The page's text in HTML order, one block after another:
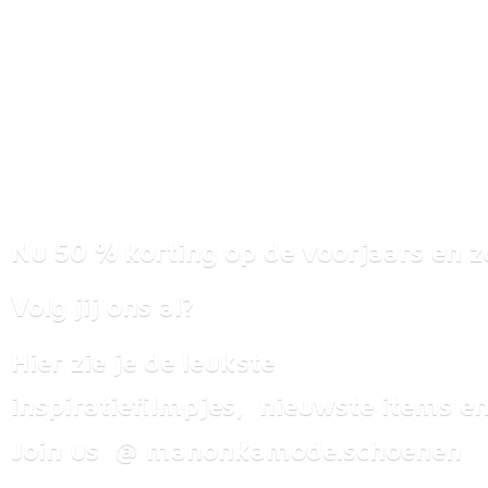
Nu 50 % korting op de voorjaars en
Volg jij ons al?
Hier zie je de leukste
inspiratiefilmpjes, nieuwste items
Join us @ manonkamode.schoenen